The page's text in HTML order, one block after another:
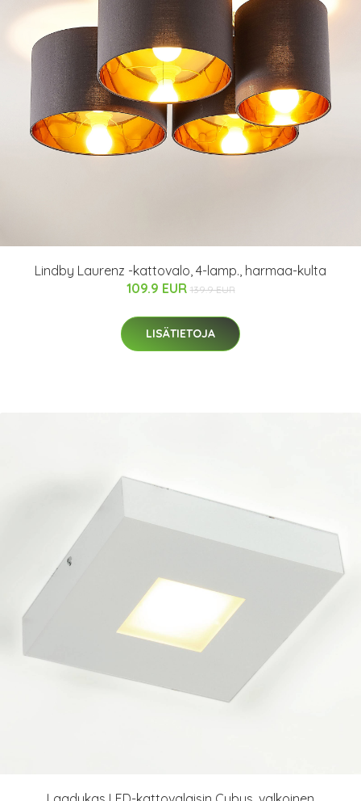
Lindby Laurenz -kattovalo, 4-lamp., harmaa-kulta
109.9 EUR 139.9 EUR
LISÄTIETOJA